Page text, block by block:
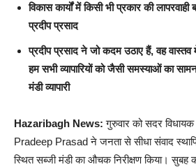
विकास कार्यों में किसी भी प्रकार की लापरवाही
प्रदीप प्रसाद
प्रदीप प्रसाद ने जो कदम उठाए हैं, वह
हम सभी व्यापारियों को जैसी समस्याओं का
मंडी व्यापारी
Hazaribagh News: गुरुवार को सदर
Pradeep Prasad ने जनता से सीधा संवाद
स्थित सब्जी मंडी का औचक निरीक्षण किया। सुबह